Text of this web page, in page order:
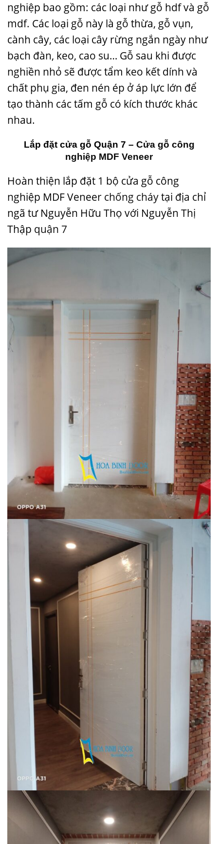
nghiệp bao gồm: các loại như gỗ hdf và gỗ
mdf. Các loại gỗ này là gỗ thừa, gỗ vụn,
cành cây, các loại cây rừng ngắn ngày như
bạch đàn, keo, cao su… Gỗ sau khi được
nghiền nhỏ sẽ được tẩm keo kết dính và
chất phụ gia, đen nén ép ở áp lực lớn để
tạo thành các tấm gỗ có kích thước khác
nhau.
Lắp đặt cửa gỗ Quận 7 – Cửa gỗ công
nghiệp MDF Veneer
Hoàn thiện lắp đặt 1 bộ cửa gỗ công
nghiệp MDF Veneer chống cháytại địa chỉ
ngã tư Nguyễn Hữu Thọ với Nguyễn Thị
Thập quận 7